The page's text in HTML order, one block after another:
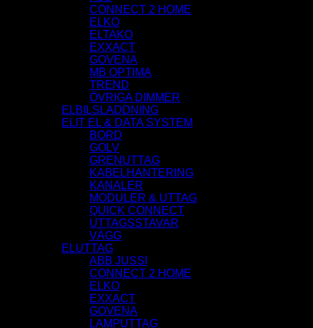
CONNECT 2 HOME
ELKO
ELTAKO
EXXACT
GOVENA
MB OPTIMA
TREND
ÖVRIGA DIMMER
ELBILSLADDNING
ELIT EL & DATA SYSTEM
BORD
GOLV
GRENUTTAG
KABELHANTERING
KANALER
MODULER & UTTAG
QUICK CONNECT
UTTAGSSTAVAR
VÄGG
ELUTTAG
ABB JUSSI
CONNECT 2 HOME
ELKO
EXXACT
GOVENA
LAMPUTTAG